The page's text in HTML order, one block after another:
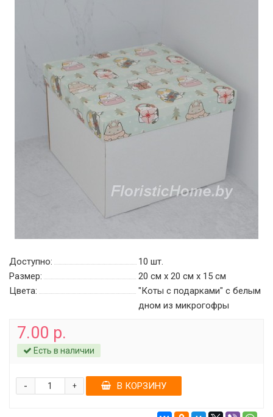
Доступно: 10 шт.
Размер:
20 см х 20 см х 15 см
Цвета:
"Коты с подарками" c белым
дном из микрогофры
7.00 р.
Есть в наличии
+
- В КОРЗИНУ